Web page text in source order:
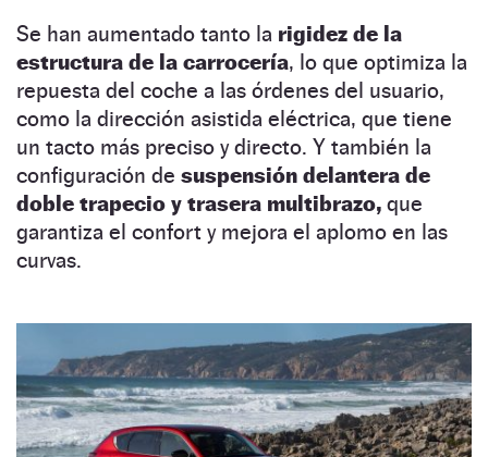
Se han aumentado tanto la rigidez de la
estructura de la carrocería, lo que optimiza la
repuesta del coche a las órdenes del usuario,
como la dirección asistida eléctrica, que tiene
un tacto más preciso y directo. Y también la
configuración de suspensión delantera de
doble trapecio y trasera multibrazo, que
garantiza el confort y mejora el aplomo en las
curvas.